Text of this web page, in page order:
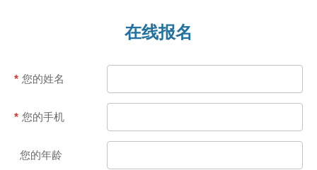
在线报名
* 您的姓名
* 您的手机
您的年龄